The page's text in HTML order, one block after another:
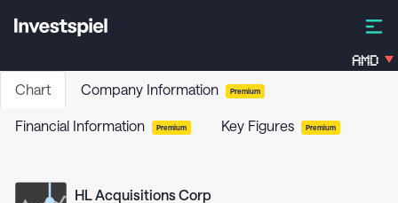
AMD
Chart Company Information Premium
Financial Information Premium Key Figures Premium
HL Acquisitions Corp